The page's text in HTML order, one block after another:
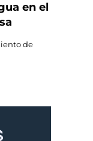
en el
de